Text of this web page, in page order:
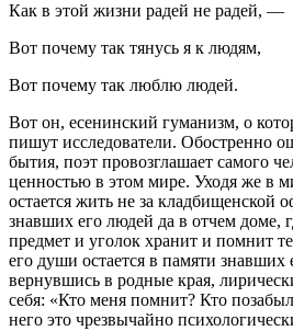
Как в этой жизни радей не радей, —
Вот почему так тянусь я к людям,
Вот почему так люблю людей.
Вот он, есенинский гуманизм, о
пишут исследователи. Обостренно
бытия, поэт провозглашает самого
ценностью в этом мире. Уходя же в
остается жить не за кладбищенской
знавших его людей да в отчем доме,
предмет и уголок хранит и помнит
его души остается в памяти
вернувшись в родные края,
себя: «Кто меня помнит? Кто
него это чрезвычайно